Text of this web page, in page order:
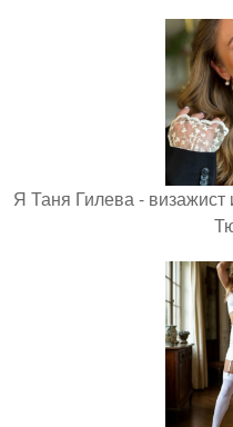
Я Таня Гилева - визажист